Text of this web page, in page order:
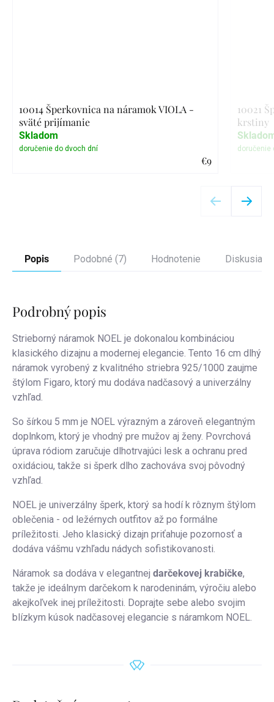
10014 Šperkovnica na náramok VIOLA -
sväté prijímanie
€9
Skladom
10021
krstiny
Popis Podobné (7) Hodnotenie Diskusia
Podrobný popis
Strieborný náramok NOEL je dokonalou kombináciou
klasického dizajnu a modernej elegancie. Tento 16 cm dlhý
náramok vyrobený z kvalitného striebra 925/1000 zaujme
štýlom Figaro, ktorý mu dodáva nadčasový a univerzálny
vzhľad.
So šírkou 5 mm je NOEL výrazným a zároveň elegantným
doplnkom, ktorý je vhodný pre mužov aj ženy. Povrchová
úprava ródiom zaručuje dlhotrvajúci lesk a ochranu pred
oxidáciou, takže si šperk dlho zachováva svoj pôvodný
vzhľad.
NOEL je univerzálny šperk, ktorý sa hodí k rôznym štýlom
oblečenia - od ležérnych outfitov až po formálne
príležitosti. Jeho klasický dizajn priťahuje pozornosť a
dodáva vášmu vzhľadu nádych sofistikovanosti.
Náramok sa dodáva v elegantnej darčekovej krabičke,
takže je ideálnym darčekom k narodeninám, výročiu alebo
akejkoľvek inej príležitosti. Doprajte sebe alebo svojim
blízkym kúsok nadčasovej elegancie s náramkom NOEL.